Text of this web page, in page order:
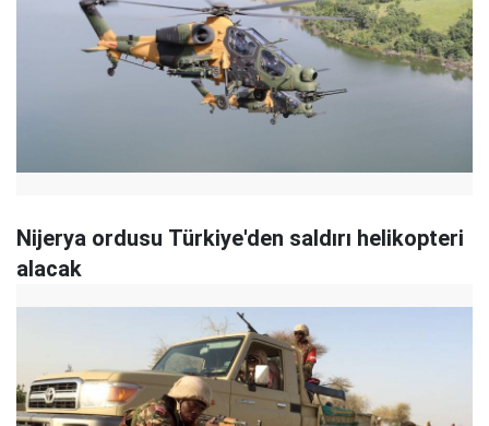
Nijerya ordusu Türkiye'den saldırı helikopteri
alacak